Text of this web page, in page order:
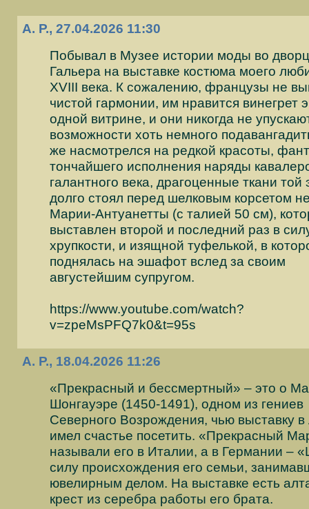
А. Р., 27.04.2026 11:30
Побывал в Музее истории моды во
Гальера на выставке костюма моего
XVIII века. К сожалению, французы не
чистой гармонии, им нравится винегрет
одной витрине, и они никогда не
возможности хоть немного
же насмотрелся на редкой красоты,
тончайшего исполнения наряды
галантного века, драгоценные ткани той
долго стоял перед шелковым корсетом
Марии-Антуанетты (с талией 50 см),
выставлен второй и последний раз в
хрупкости, и изящной туфелькой, в
поднялась на эшафот вслед за своим
августейшим супругом.
https://www.youtube.com/watch?
v=zpeMsPFQ7k0&t=95s
А. Р., 18.04.2026 11:26
«Прекрасный и бессмертный» – это о
Шонгауэре (1450-1491), одном из гениев
Северного Возрождения, чью выставку в
имел счастье посетить. «Прекрасный
называли его в Италии, а в Германии –
силу происхождения его семьи,
ювелирным делом. На выставке есть
крест из серебра работы его брата.